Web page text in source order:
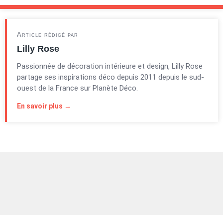
Article rédigé par
Lilly Rose
Passionnée de décoration intérieure et design, Lilly Rose
partage ses inspirations déco depuis 2011 depuis le sud-
ouest de la France sur Planète Déco.
En savoir plus →